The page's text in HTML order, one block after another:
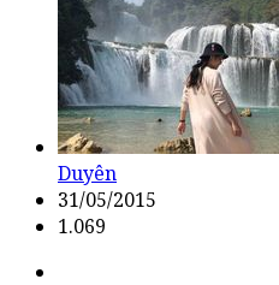
Duyên
31/05/2015
1.069